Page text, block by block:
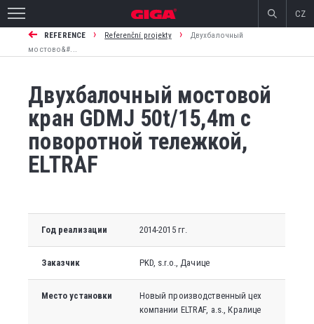
CZ
REFERENCE › Referenční projekty ›
Двухбалочный
мостово&#...
Двухбалочный мостовой
кран GDMJ 50t/15,4m с
поворотной тележкой,
ELTRAF
Год реализации 2014-2015 гг.
Заказчик PKD, s.r.o., Дачице
Место установки
Новый производственный цех
компании ELTRAF, a.s., Кралице